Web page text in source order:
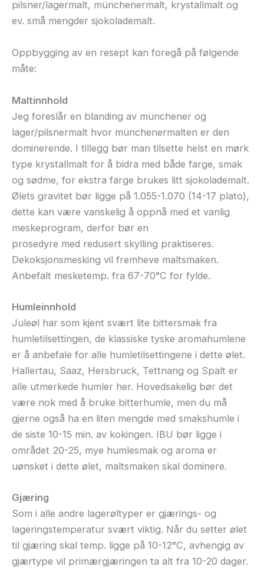
pilsner/lagermalt, münchenermalt, krystallmalt og
ev. små mengder sjokolademalt.
Oppbygging av en resept kan foregå på følgende
måte:
Maltinnhold
Jeg foreslår en blanding av münchener og
lager/pilsnermalt hvor münchenermalten er den
dominerende. I tillegg bør man tilsette helst en mørk
type krystallmalt for å bidra med både farge, smak
og sødme, for ekstra farge brukes litt sjokolademalt.
Ølets gravitet bør ligge på 1.055-1.070 (14-17 plato),
dette kan være vanskelig å oppnå med et vanlig
meskeprogram, derfor bør en
prosedyre med redusert skylling praktiseres.
Dekoksjonsmesking vil fremheve maltsmaken.
Anbefalt mesketemp. fra 67-70°C for fylde.
Humleinnhold
Juleøl har som kjent svært lite bittersmak fra
humletilsettingen, de klassiske tyske aromahumlene
er å anbefale for alle humletilsettingene i dette ølet.
Hallertau, Saaz, Hersbruck, Tettnang og Spalt er
alle utmerkede humler her. Hovedsakelig bør det
være nok med å bruke bitterhumle, men du må
gjerne også ha en liten mengde med smakshumle i
de siste 10-15 min. av kokingen. IBU bør ligge i
området 20-25, mye humlesmak og aroma er
uønsket i dette ølet, maltsmaken skal dominere.
Gjæring
Som i alle andre lagerøltyper er gjærings- og
lageringstemperatur svært viktig. Når du setter ølet
til gjæring skal temp. ligge på 10-12°C, avhengig av
gjærtype vil primærgjæringen ta alt fra 10-20 dager.